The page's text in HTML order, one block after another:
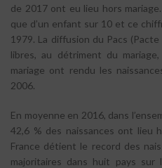
de 2017 ont eu lieu hors
que d’un enfant sur 10 et ce
1979. La diffusion du Pacs
libres, au détriment du
mariage ont rendu les
2006.
En moyenne en 2016, dans
42,6 % des naissances ont lieu
France détient le record des
majoritaires dans huit pays sur